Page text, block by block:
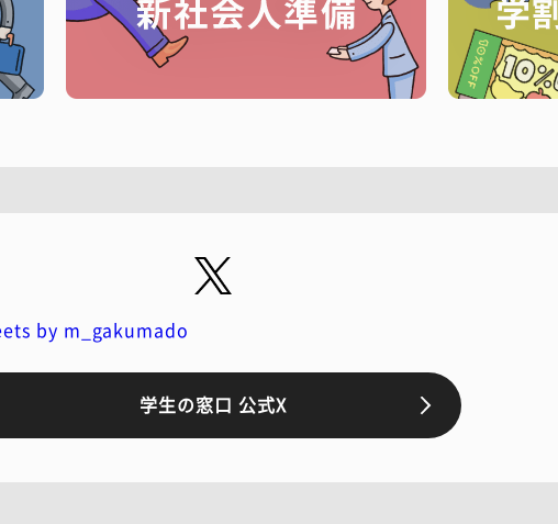
by m_gakumado
学生の窓口 公式X